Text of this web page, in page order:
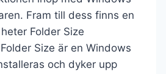
Fram till dess finns en
Folder Size
Size är en Windows
och dyker upp